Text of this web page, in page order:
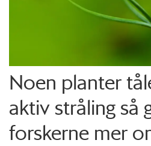
Noen planter
aktiv stråling så
forskerne mer